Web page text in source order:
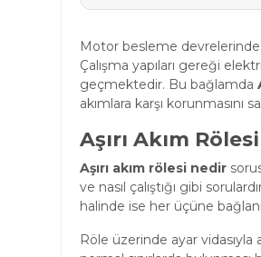
Motor besleme devrelerinde
Çalışma yapıları gereği
geçmektedir. Bu bağlamda
akımlara karşı korunmasını
Aşırı Akım
Aşırı akım rölesi nedir
ve nasıl çalıştığı gibi
halinde ise her üçüne
Röle üzerinde ayar vidasıyla